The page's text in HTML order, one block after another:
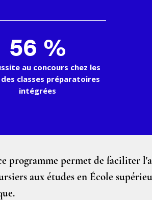
programme permet de faciliter
aux études en École
56 %
au concours chez les
des classes préparatoires
intégrées